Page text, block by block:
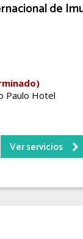
de
Paulo Hotel
Ver servicios